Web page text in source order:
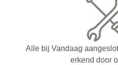
Alle bij Vandaag
erkend door